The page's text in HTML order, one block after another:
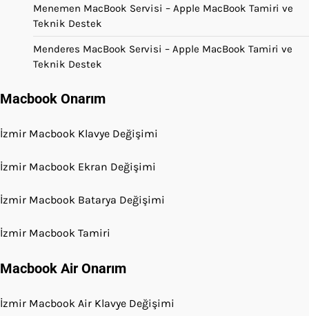
Menemen MacBook Servisi – Apple MacBook Tamiri ve
Teknik Destek
Menderes MacBook Servisi – Apple MacBook Tamiri ve
Teknik Destek
Macbook Onarım
İzmir Macbook Klavye Değişimi
İzmir Macbook Ekran Değişimi
İzmir Macbook Batarya Değişimi
İzmir Macbook Tamiri
Macbook Air Onarım
İzmir Macbook Air Klavye Değişimi